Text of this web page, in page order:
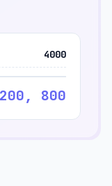
4000
800